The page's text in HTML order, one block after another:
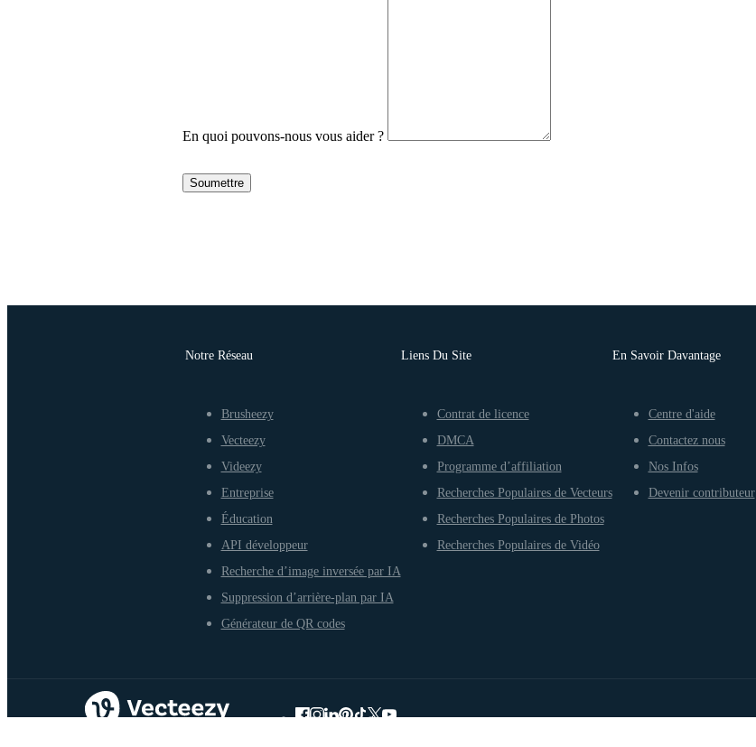
En quoi pouvons-nous vous aider ?
Soumettre
Notre Réseau
Brusheezy
Vecteezy
Videezy
Entreprise
Éducation
API développeur
Recherche d’image inversée par IA
Suppression d’arrière-plan par IA
Générateur de QR codes
Liens Du Site
Contrat de licence
DMCA
Programme d’affiliation
Recherches Populaires de Vecteurs
Recherches Populaires de Photos
Recherches Populaires de Vidéo
En Savoir Davantage
Centre d'aide
Contactez nous
Nos Infos
Devenir contributeur